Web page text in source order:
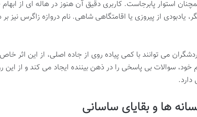
استوار پابرجاست. کاربری دقیق آن هنوز در هاله ای از ابهام
یادبودی از پیروزی یا اقامتگاهی شاهی. نام دروازه زاگرس نیز
می توانند با کمی پیاده روی از جاده اصلی، از این اثر
خود، سوالات بی پاسخی را در ذهن بیننده ایجاد می کند و از این
ها و بقایای ساسانی